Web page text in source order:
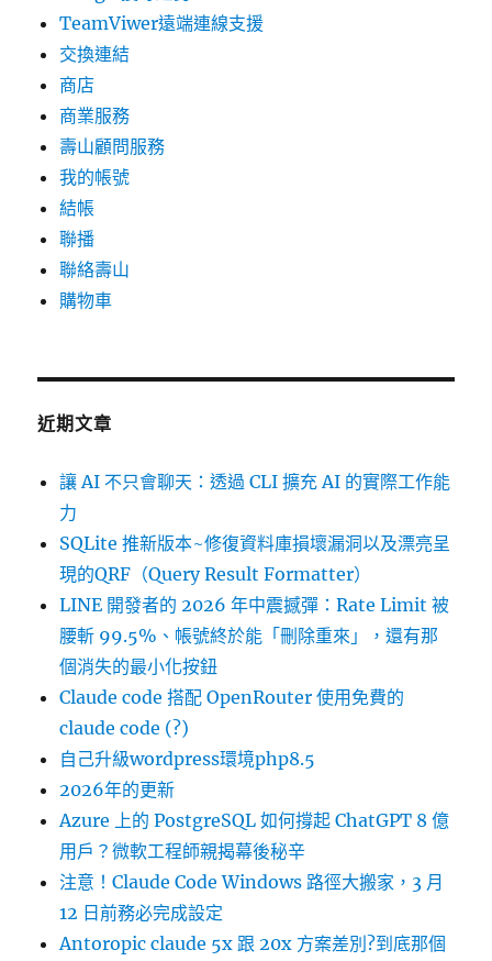
TeamViwer遠端連線支援
交換連結
商店
商業服務
壽山顧問服務
我的帳號
結帳
聯播
聯絡壽山
購物車
近期文章
讓 AI 不只會聊天：透過 CLI 擴充 AI 的實際工作能
力
SQLite 推新版本~修復資料庫損壞漏洞以及漂亮呈
現的QRF（Query Result Formatter）
LINE 開發者的 2026 年中震撼彈：Rate Limit 被
腰斬 99.5%、帳號終於能「刪除重來」，還有那
個消失的最小化按鈕
Claude code 搭配 OpenRouter 使用免費的
claude code (?)
自己升級wordpress環境php8.5
2026年的更新
Azure 上的 PostgreSQL 如何撐起 ChatGPT 8 億
用戶？微軟工程師親揭幕後秘辛
注意！Claude Code Windows 路徑大搬家，3 月
12 日前務必完成設定
Antoropic claude 5x 跟 20x 方案差別?到底那個